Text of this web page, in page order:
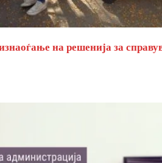
на решенија за